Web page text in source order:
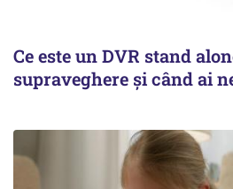
Ce este un DVR stand
supraveghere și când ai